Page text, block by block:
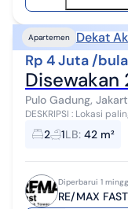
Apartemen Dekat
Rp 4 Juta /
Disewakan
Pulo Gadung,
DESKRIPSI : Lokasi
Pulogadung,
Cikampek dekat, dan ...
2 1LB: 42 m²
Diperbarui 1
RE/MAX